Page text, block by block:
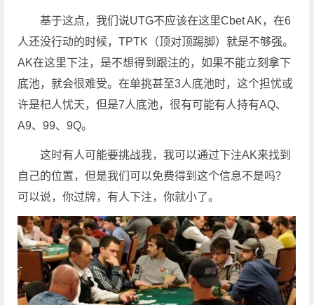
基于这点，我们说UTG不应该在这里Cbet AK，在6
人还没行动的时候，TPTK（顶对顶踢脚）就是不够强。
AK在这里下注，是不想得到跟注的，如果不能立刻拿下
底池，就会很难受。在单挑甚至3人底池时，这个担忧或
许是杞人忧天，但是7人底池，很有可能有人持有AQ、
A9、99、9Q。
这时有人可能要挑战我，我可以通过下注AK来找到
自己的位置，但是我们可以免费得到这个信息不是吗？
可以说，你过牌，有人下注，你就小了。